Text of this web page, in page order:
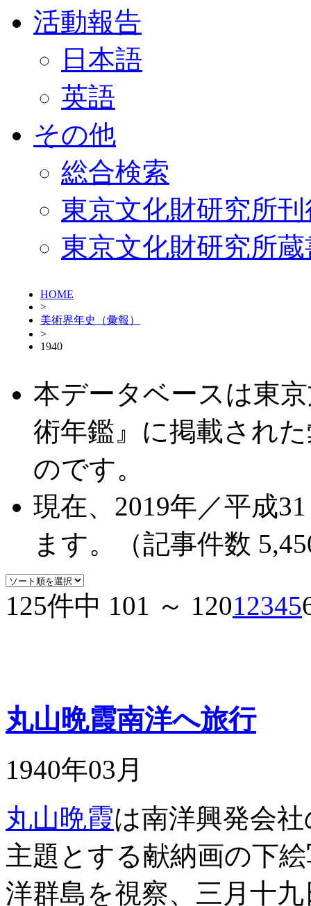
活動報告
日本語
英語
その他
総合検索
東京文化財研究所
東京文化財研究所
HOME
>
美術界年史（彙報）
>
1940
本データベースは東
術年鑑』に掲載され
のです。
現在、2019年／平成
ます。（記事件数
125件中 101 ～ 12012345
丸山晩霞南洋へ旅行
1940年03月
丸山晩霞は南洋興発会
主題とする献納画の下
洋群島を視察、三月十